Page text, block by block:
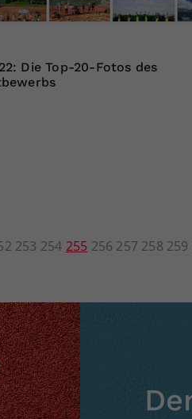
Die Top-20-Fotos des
253 254 255 256 257 258 259